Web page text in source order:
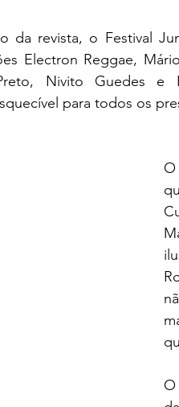
da revista, o Festival
Electron Reggae,
Nivito Guedes e
para todos os